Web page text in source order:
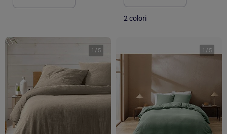
2 colori
1 / 5 1 / 5